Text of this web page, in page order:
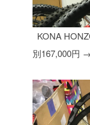
KONA
別167,000円